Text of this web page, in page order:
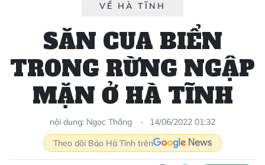
VỀ HÀ TĨNH
SĂN CUA BIỂN
TRONG RỪNG NGẬP
MẶN Ở HÀ TĨNH
nội dung: Ngọc Thắng
14/06/2022 01:32
Theo dõi Báo Hà Tĩnh trên